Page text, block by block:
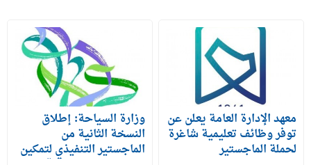
معهد الإدارة العامة يعلن عن
توفر وظائف تعليمية شاغرة
لحملة الماجستير
وزارة السياحة: إطلاق
النسخة الثانية من
الماجستير التنفيذي لتمكين